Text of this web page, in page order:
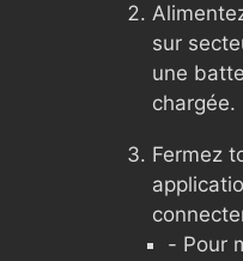
sur
une
chargée.
Fermez
- Pour